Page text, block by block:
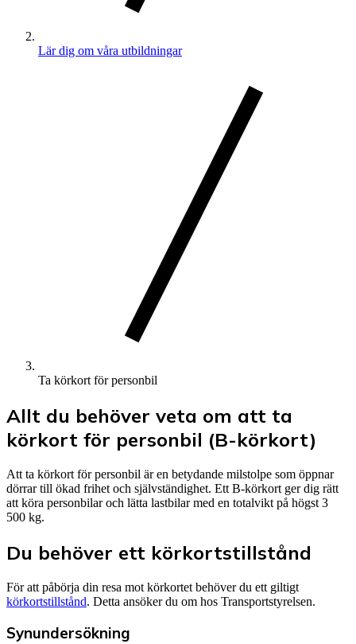
Lär dig om våra utbildningar
Ta körkort för personbil
Allt du behöver veta om att ta
körkort för personbil (B-körkort)
Att ta körkort för personbil är en betydande milstolpe som öppnar
dörrar till ökad frihet och självständighet. Ett B-körkort ger dig rätt
att köra personbilar och lätta lastbilar med en totalvikt på högst 3
500 kg.
Du behöver ett körkortstillstånd
För att påbörja din resa mot körkortet behöver du ett giltigt
körkortstillstånd. Detta ansöker du om hos Transportstyrelsen.
Synundersökning